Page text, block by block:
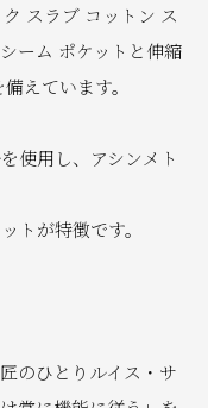
スラブ コットン ス
ーム ポケットと伸縮
えています。
使用し、アシンメト
トが特徴です。
のひとりルイス・サ